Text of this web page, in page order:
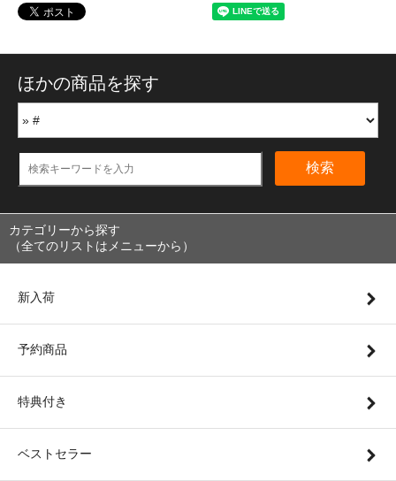
ほかの商品を探す
検索
カテゴリーから探す
（全てのリストはメニューから）
新入荷
予約商品
特典付き
ベストセラー